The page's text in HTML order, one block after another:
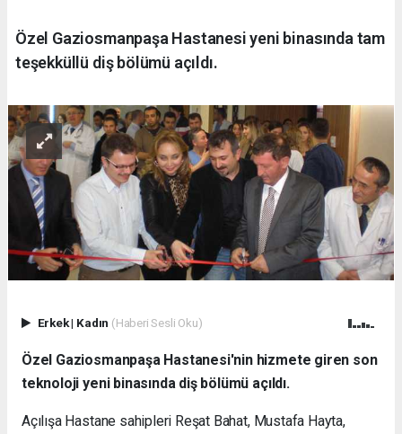
Özel Gaziosmanpaşa Hastanesi yeni binasında tam
teşekküllü diş bölümü açıldı.
Erkek| Kadın (Haberi Sesli Oku)
Özel Gaziosmanpaşa Hastanesi'nin hizmete giren son
teknoloji yeni binasında diş bölümü açıldı.
Açılışa Hastane sahipleri Reşat Bahat, Mustafa Hayta,